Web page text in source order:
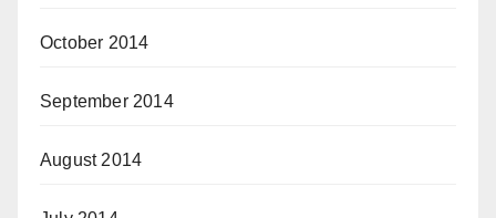
October 2014
September 2014
August 2014